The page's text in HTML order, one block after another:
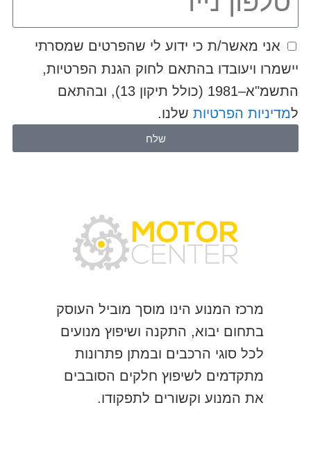
אני מאשר/ת כי ידוע לי שהפרטים שמסרתי
יישמרו ויעובדו בהתאם לחוק הגנת הפרטיות,
התשמ"א–1981 (כולל תיקון 13), ובהתאם
למדיניות הפרטיותשלנו.
שלח
מרכז המנוע הינו מוסך מוביל העוסק
בתחום יבוא, התקנה ושיפוץ מנועים
לכל סוגי הרכבים ובמתן פתרונות
מתקדמים לשיפוץ חלקים הסובבים
את המנוע וקשורים לתפקודו.